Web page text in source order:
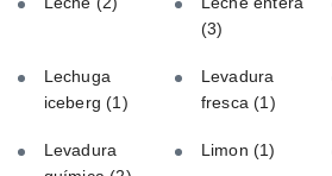
(3)
Lechuga
iceberg(1)
Levadura
fresca(1)
Levadura
Limon (1)